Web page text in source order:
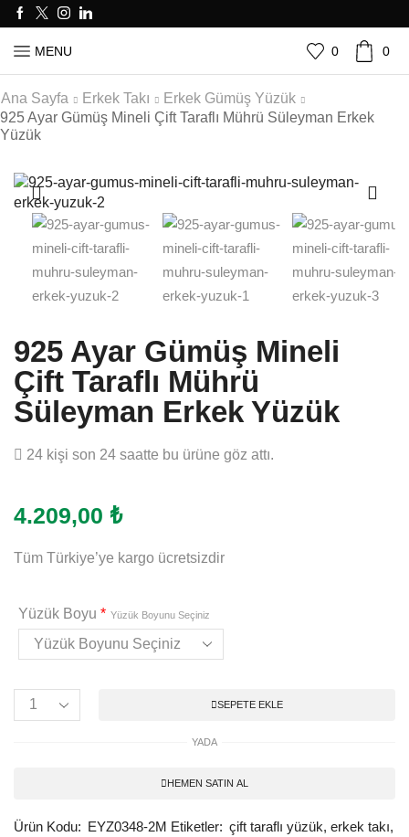
MENU 0 0
Ana Sayfa Erkek Takı
Erkek Gümüş Yüzük
925 Ayar Gümüş Mineli Çift Taraflı Mührü Süleyman Erkek
Yüzük
925 Ayar Gümüş Mineli
Çift Taraflı Mührü
Süleyman Erkek Yüzük
24 kişi son 24 saatte bu ürüne göz attı.
4.209,00 ₺
Tüm Türkiye’ye kargo ücretsizdir
Yüzük Boyu * Yüzük Boyunu Seçiniz
SEPETE EKLE
YADA
HEMEN SATIN AL
Ürün Kodu: EYZ0348-2M Etiketler: çift taraflı yüzük, erkek takı,